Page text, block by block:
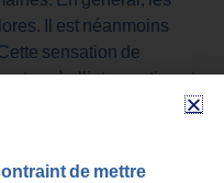
Il est néanmoins
sensation de
après l’intervention et
de mettre